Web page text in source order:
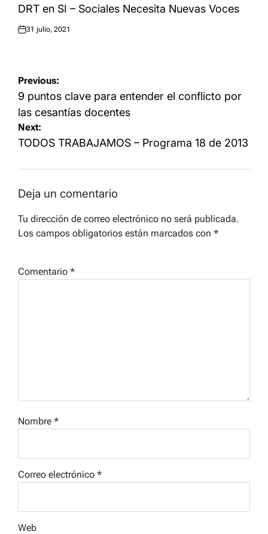
IN
DRT en SI – Sociales Necesita Nuevas Voces
Posted
31 julio, 2021
Navegación
de
entradas
Previous:
9 puntos clave para entender el conflicto por
las cesantías docentes
Next:
TODOS TRABAJAMOS – Programa 18 de 2013
Deja un comentario
Tu dirección de correo electrónico no será publicada.
Los campos obligatorios están marcados con *
Comentario *
Nombre *
Correo electrónico *
Web